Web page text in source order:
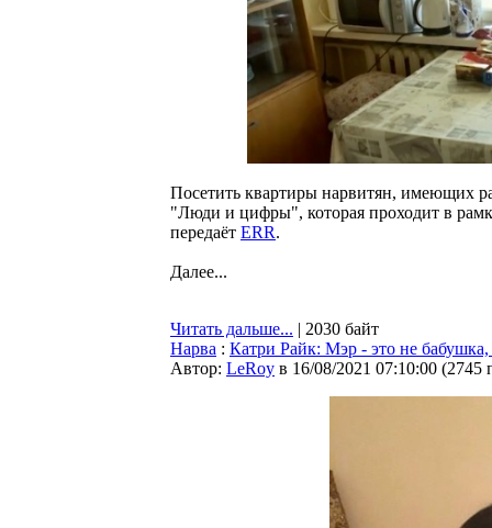
Посетить квартиры нарвитян, имеющих
"Люди и цифры", которая проходит в
передаёт ERR.
Далее...
Читать дальше... | 2030 байт
Нарва : Катри Райк: Мэр - это не бабушка,
Автор: LeRoy в 16/08/2021 07:10:00 (2745